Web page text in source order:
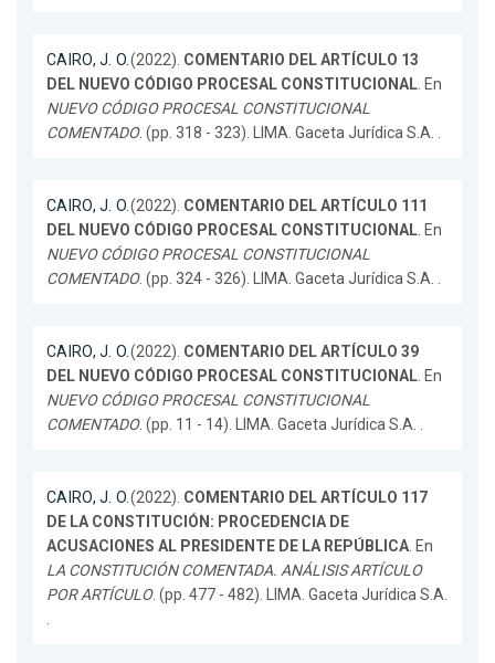
CAIRO, J. O.(2022). COMENTARIO DEL ARTÍCULO 13
DEL NUEVO CÓDIGO PROCESAL CONSTITUCIONAL. En
NUEVO CÓDIGO PROCESAL CONSTITUCIONAL
COMENTADO. (pp. 318 - 323). LIMA. Gaceta Jurídica S.A. .
CAIRO, J. O.(2022). COMENTARIO DEL ARTÍCULO 111
DEL NUEVO CÓDIGO PROCESAL CONSTITUCIONAL. En
NUEVO CÓDIGO PROCESAL CONSTITUCIONAL
COMENTADO. (pp. 324 - 326). LIMA. Gaceta Jurídica S.A. .
CAIRO, J. O.(2022). COMENTARIO DEL ARTÍCULO 39
DEL NUEVO CÓDIGO PROCESAL CONSTITUCIONAL. En
NUEVO CÓDIGO PROCESAL CONSTITUCIONAL
COMENTADO. (pp. 11 - 14). LIMA. Gaceta Jurídica S.A. .
CAIRO, J. O.(2022). COMENTARIO DEL ARTÍCULO 117
DE LA CONSTITUCIÓN: PROCEDENCIA DE
ACUSACIONES AL PRESIDENTE DE LA REPÚBLICA. En
LA CONSTITUCIÓN COMENTADA. ANÁLISIS ARTÍCULO
POR ARTÍCULO. (pp. 477 - 482). LIMA. Gaceta Jurídica S.A.
.